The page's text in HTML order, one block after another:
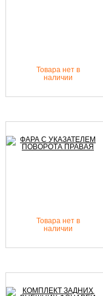
Товара нет в
наличии
Товара нет в
наличии